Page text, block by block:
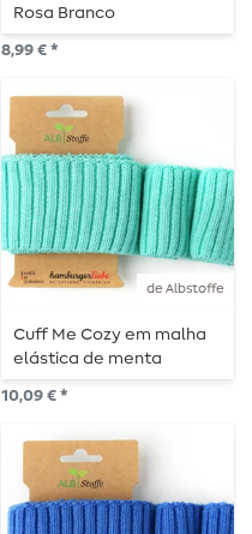
Rosa Branco
8,99 € *
de Albstoffe
Cuff Me Cozy em malha
elástica de menta
10,09 € *